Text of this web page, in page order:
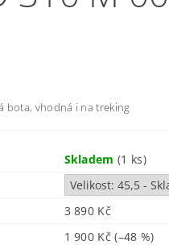
bota, vhodná i na treking
Skladem(1 ks)
3 890 Kč
1 900 Kč(–48 %)